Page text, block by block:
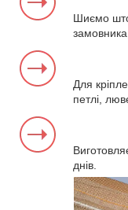
Шиємо
Для
петлі,
днів.